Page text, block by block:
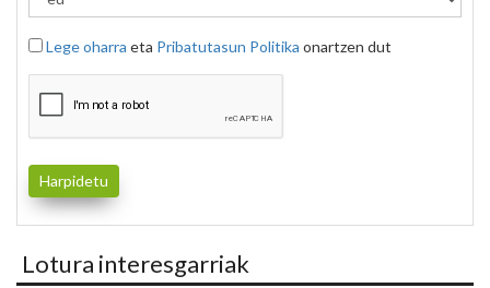
Lege oharra eta Pribatutasun Politika onartzen dut
Lotura interesgarriak